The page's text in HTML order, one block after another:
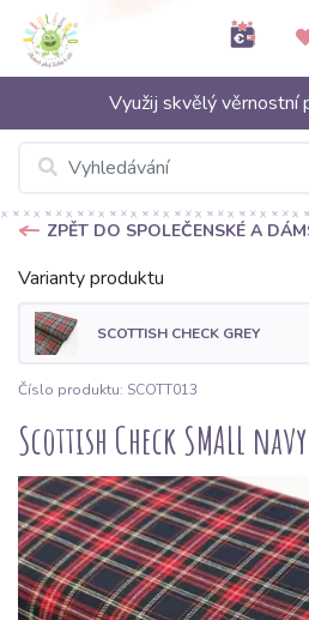
Využij skvělý věrnostní
ZPĚT DO SPOLEČENSKÉ A
Varianty produktu
SCOTTISH CHECK GREY
Číslo produktu: SCOTT013
Scottish Check SMALL navy